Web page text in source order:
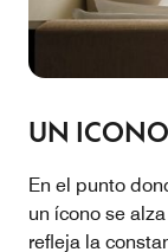
UN ICONO
En el punto
un ícono se
refleja la